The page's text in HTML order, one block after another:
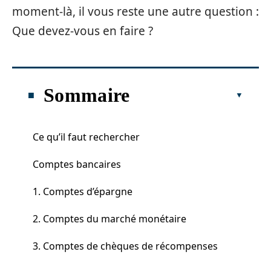
moment-là, il vous reste une autre question :
Que devez-vous en faire ?
Sommaire
Ce qu’il faut rechercher
Comptes bancaires
1. Comptes d’épargne
2. Comptes du marché monétaire
3. Comptes de chèques de récompenses